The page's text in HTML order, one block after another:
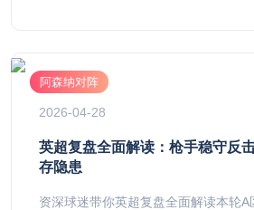
阿森纳对阵
2026-04-28
英超复盘全面解读：枪手稳守反
存隐患
资深球迷带你英超复盘全面解读本轮